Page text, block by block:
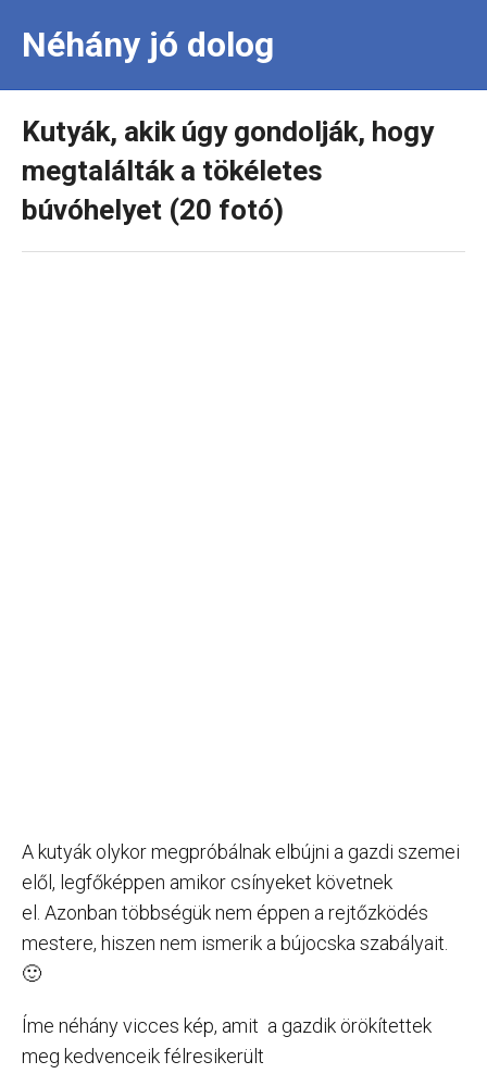
Néhány jó dolog
Kutyák, akik úgy gondolják, hogy
megtalálták a tökéletes
búvóhelyet (20 fotó)
A kutyák olykor megpróbálnak elbújni a gazdi szemei
elől, legfőképpen amikor csínyeket követnek
el. Azonban többségük nem éppen a rejtőzködés
mestere, hiszen nem ismerik a bújocska szabályait.
🙂
Íme néhány vicces kép, amit a gazdik örökítettek
meg kedvenceik félresikerült